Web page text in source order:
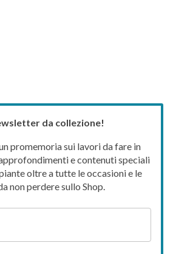
da collezione!
promemoria sui lavori da fare in
e contenuti speciali
oltre a tutte le occasioni e le
non perdere sullo Shop.